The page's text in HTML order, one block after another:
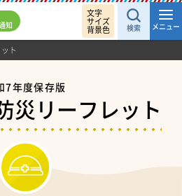
知
文字
サイズ
背景色 検索 メニュー
ト
7年度保存版
災リーフレット